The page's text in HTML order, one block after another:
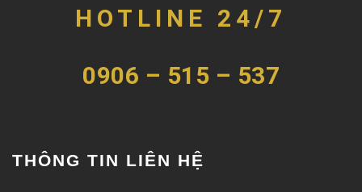
HOTLINE 24/7
0906 – 515 – 537
THÔNG TIN LIÊN HỆ